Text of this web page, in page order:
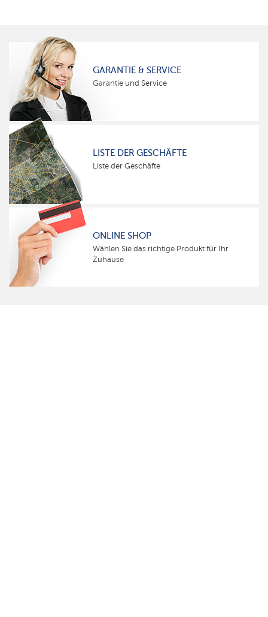
GARANTIE & SERVICE
Garantie und Service
LISTE DER GESCHÄFTE
Liste der Geschäfte
ONLINE SHOP
Wählen Sie das richtige Produkt für Ihr
Zuhause